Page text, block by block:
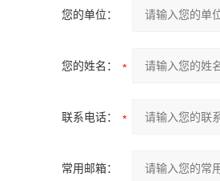
您的单位：
您的姓名：
联系电话：
常用邮箱：